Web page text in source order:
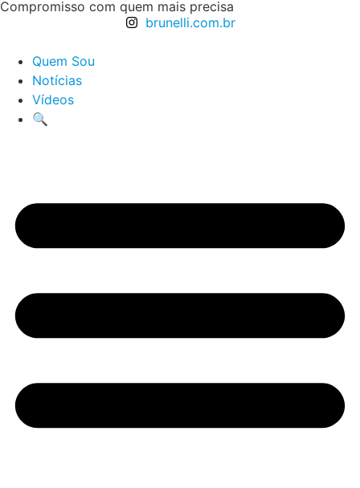
Compromisso com quem mais precisa
brunelli.com.br
Quem Sou
Notícias
Vídeos
🔍